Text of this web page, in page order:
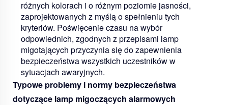
różnych kolorach i o różnym poziomie jasności,
zaprojektowanych z myślą o spełnieniu tych
kryteriów. Poświęcenie czasu na wybór
odpowiednich, zgodnych z przepisami lamp
migotających przyczynia się do zapewnienia
bezpieczeństwa wszystkich uczestników w
sytuacjach awaryjnych.
Typowe problemy i normy bezpieczeństwa
dotyczące lamp migoczących alarmowych